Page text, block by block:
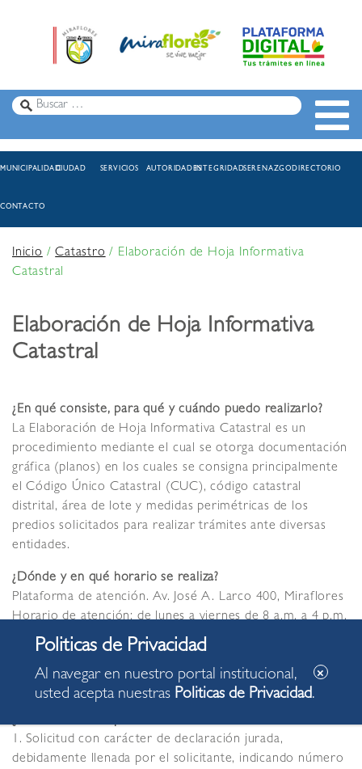
MUNICIPALIDADCIUDAD SERVICIOS AUTORIDADESINTEGRIDADSERENAZGODIRECTORIO
CONTACTO
Inicio/Catastro/ Elaboración de Hoja Informativa
Catastral
Elaboración de Hoja Informativa
Catastral
¿En qué consiste, para qué y cuándo puedo realizarlo?
La Elaboración de Hoja Informativa Catastral es un
procedimiento mediante el cual se otorga documentación
gráfica (planos) en los cuales se consigna principalmente
el Código Único Catastral (CUC), código catastral
distrital, área de lote y medidas perimétricas de los
predios solicitados para realizar trámites ante diversas
entidades.
¿Dónde y en qué horario se realiza?
Plataforma de atención. Av. José A. Larco 400, Miraflores
Horario de atención: de lunes a viernes de 8 a.m. a 4 p.m.
¿Quién puede efectuarlo?
El o los propietarios o su representante debidamente
autorizado.
1. Solicitud con carácter de declaración jurada,
debidamente llenada por el solicitante, indicando número
Al navegar en nuestro portal institucional,
usted acepta nuestras Politicas de Privacidad.